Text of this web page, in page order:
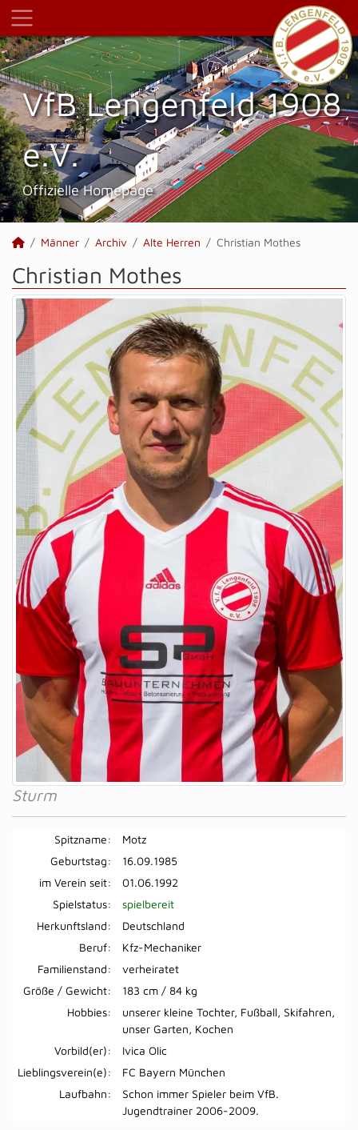
VfB Lengenfeld 1908
e.V.
Offizielle Homepage
Männer Archiv Alte Herren Christian Mothes
Christian Mothes
Sturm
Spitzname:
Motz
Geburtstag:
16.09.1985
im Verein seit:
01.06.1992
Spielstatus:
spielbereit
Herkunftsland:
Deutschland
Beruf:
Kfz-Mechaniker
Familienstand:
verheiratet
Größe / Gewicht:
183 cm / 84 kg
Hobbies:
unserer kleine Tochter, Fußball, Skifahren,
unser Garten, Kochen
Vorbild(er):
Ivica Olic
Lieblingsverein(e):
FC Bayern München
Laufbahn:
Schon immer Spieler beim VfB.
Jugendtrainer 2006-2009.